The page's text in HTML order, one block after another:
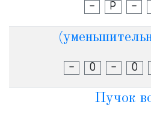
- Р -
- О - О
Пучок